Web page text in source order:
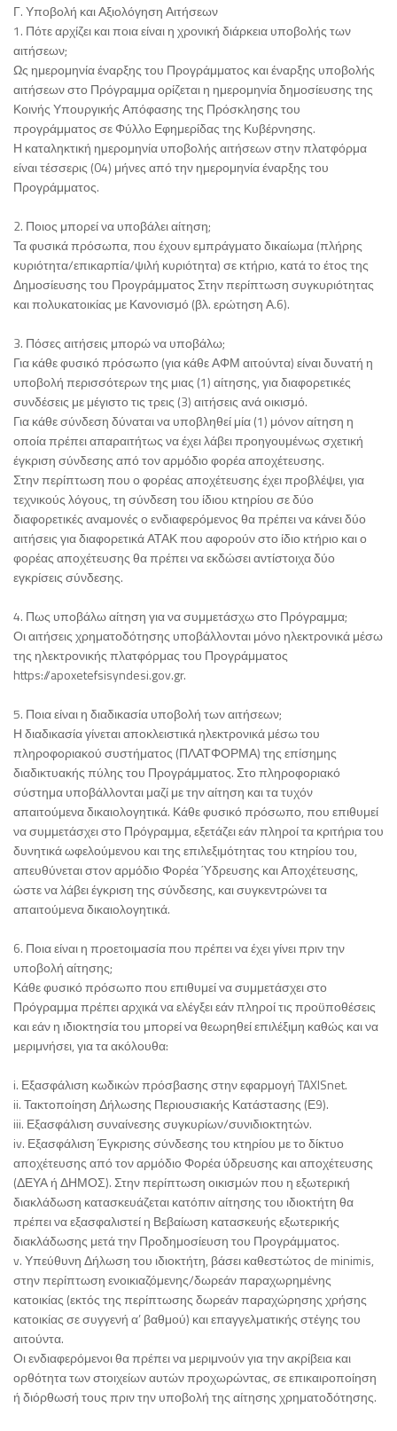
Γ. Υποβολή και Αξιολόγηση Αιτήσεων
1. Πότε αρχίζει και ποια είναι η χρονική διάρκεια υποβολής των
αιτήσεων;
Ως ημερομηνία έναρξης του Προγράμματος και έναρξης υποβολής
αιτήσεων στο Πρόγραμμα ορίζεται η ημερομηνία δημοσίευσης της
Κοινής Υπουργικής Απόφασης της Πρόσκλησης του
προγράμματος σε Φύλλο Εφημερίδας της Κυβέρνησης.
Η καταληκτική ημερομηνία υποβολής αιτήσεων στην πλατφόρμα
είναι τέσσερις (04) μήνες από την ημερομηνία έναρξης του
Προγράμματος.
2. Ποιος μπορεί να υποβάλει αίτηση;
Τα φυσικά πρόσωπα, που έχουν εμπράγματο δικαίωμα (πλήρης
κυριότητα/επικαρπία/ψιλή κυριότητα) σε κτήριο, κατά το έτος της
Δημοσίευσης του Προγράμματος Στην περίπτωση συγκυριότητας
και πολυκατοικίας με Κανονισμό (βλ. ερώτηση Α.6).
3. Πόσες αιτήσεις μπορώ να υποβάλω;
Για κάθε φυσικό πρόσωπο (για κάθε ΑΦΜ αιτούντα) είναι δυνατή η
υποβολή περισσότερων της μιας (1) αίτησης, για διαφορετικές
συνδέσεις με μέγιστο τις τρεις (3) αιτήσεις ανά οικισμό.
Για κάθε σύνδεση δύναται να υποβληθεί μία (1) μόνον αίτηση η
οποία πρέπει απαραιτήτως να έχει λάβει προηγουμένως σχετική
έγκριση σύνδεσης από τον αρμόδιο φορέα αποχέτευσης.
Στην περίπτωση που ο φορέας αποχέτευσης έχει προβλέψει, για
τεχνικούς λόγους, τη σύνδεση του ίδιου κτηρίου σε δύο
διαφορετικές αναμονές ο ενδιαφερόμενος θα πρέπει να κάνει δύο
αιτήσεις για διαφορετικά ΑΤΑΚ που αφορούν στο ίδιο κτήριο και ο
φορέας αποχέτευσης θα πρέπει να εκδώσει αντίστοιχα δύο
εγκρίσεις σύνδεσης.
4. Πως υποβάλω αίτηση για να συμμετάσχω στο Πρόγραμμα;
Οι αιτήσεις χρηματοδότησης υποβάλλονται μόνο ηλεκτρονικά μέσω
της ηλεκτρονικής πλατφόρμας του Προγράμματος
https://apoxetefsisyndesi.gov.gr.
5. Ποια είναι η διαδικασία υποβολή των αιτήσεων;
Η διαδικασία γίνεται αποκλειστικά ηλεκτρονικά μέσω του
πληροφοριακού συστήματος (ΠΛΑΤΦΟΡΜΑ) της επίσημης
διαδικτυακής πύλης του Προγράμματος. Στο πληροφοριακό
σύστημα υποβάλλονται μαζί με την αίτηση και τα τυχόν
απαιτούμενα δικαιολογητικά. Κάθε φυσικό πρόσωπο, που επιθυμεί
να συμμετάσχει στο Πρόγραμμα, εξετάζει εάν πληροί τα κριτήρια του
δυνητικά ωφελούμενου και της επιλεξιμότητας του κτηρίου του,
απευθύνεται στον αρμόδιο Φορέα Ύδρευσης και Αποχέτευσης,
ώστε να λάβει έγκριση της σύνδεσης, και συγκεντρώνει τα
απαιτούμενα δικαιολογητικά.
6. Ποια είναι η προετοιμασία που πρέπει να έχει γίνει πριν την
υποβολή αίτησης;
Κάθε φυσικό πρόσωπο που επιθυμεί να συμμετάσχει στο
Πρόγραμμα πρέπει αρχικά να ελέγξει εάν πληροί τις προϋποθέσεις
και εάν η ιδιοκτησία του μπορεί να θεωρηθεί επιλέξιμη καθώς και να
μεριμνήσει, για τα ακόλουθα:
i. Εξασφάλιση κωδικών πρόσβασης στην εφαρμογή TAXISnet.
ii. Τακτοποίηση Δήλωσης Περιουσιακής Κατάστασης (Ε9).
iii. Εξασφάλιση συναίνεσης συγκυρίων/συνιδιοκτητών.
iv. Εξασφάλιση Έγκρισης σύνδεσης του κτηρίου με το δίκτυο
αποχέτευσης από τον αρμόδιο Φορέα ύδρευσης και αποχέτευσης
(ΔΕΥΑ ή ΔΗΜΟΣ). Στην περίπτωση οικισμών που η εξωτερική
διακλάδωση κατασκευάζεται κατόπιν αίτησης του ιδιοκτήτη θα
πρέπει να εξασφαλιστεί η Βεβαίωση κατασκευής εξωτερικής
διακλάδωσης μετά την Προδημοσίευση του Προγράμματος.
v. Υπεύθυνη Δήλωση του ιδιοκτήτη, βάσει καθεστώτος de minimis,
στην περίπτωση ενοικιαζόμενης/δωρεάν παραχωρημένης
κατοικίας (εκτός της περίπτωσης δωρεάν παραχώρησης χρήσης
κατοικίας σε συγγενή α’ βαθμού) και επαγγελματικής στέγης του
αιτούντα.
Οι ενδιαφερόμενοι θα πρέπει να μεριμνούν για την ακρίβεια και
ορθότητα των στοιχείων αυτών προχωρώντας, σε επικαιροποίηση
ή διόρθωσή τους πριν την υποβολή της αίτησης χρηματοδότησης.